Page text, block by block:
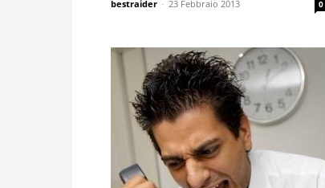
bestraider - 23 Febbraio 2013